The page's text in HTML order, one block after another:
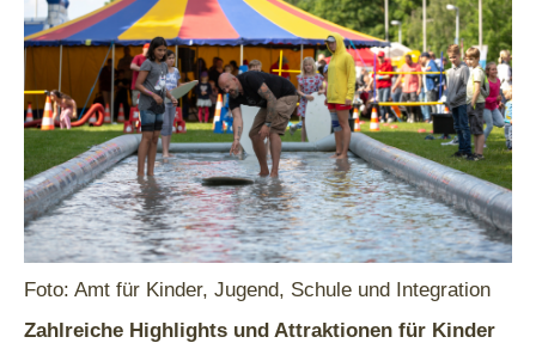
Foto: Amt für Kinder, Jugend, Schule und Integration
Zahlreiche Highlights und Attraktionen für Kinder